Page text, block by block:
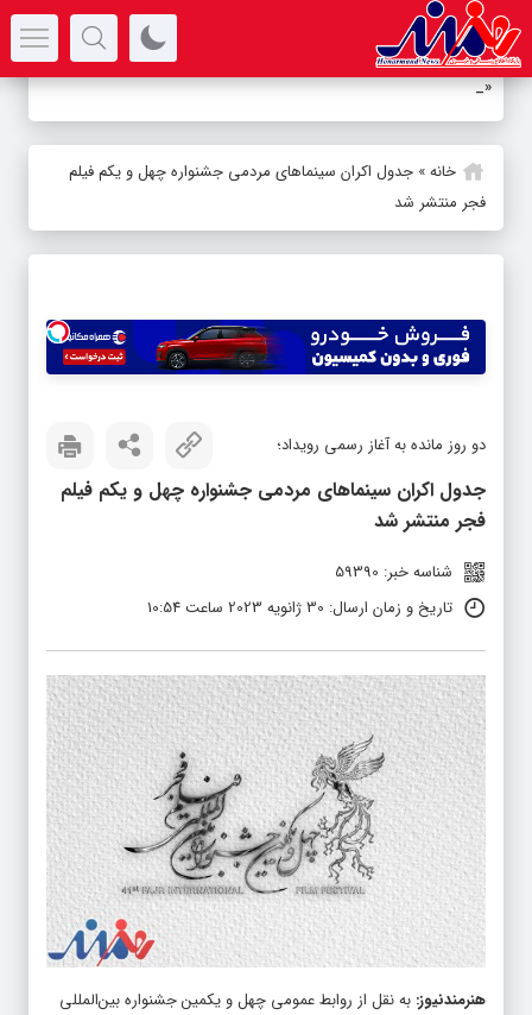
«روایت-
خانه» جدول اکران سینماهای مردمی جشنواره چهل و یکم فیلم
فجر منتشر شد
دو روز مانده به آغاز رسمی رویداد؛
جدول اکران سینماهای مردمی جشنواره چهل و یکم فیلم
فجر منتشر شد
شناسه خبر: 59390
تاریخ و زمان ارسال: 30 ژانویه 2023 ساعت 10:54
هنرمندنیوز: به نقل از روابط عمومی چهل و یکمین جشنواره بین‌المللی